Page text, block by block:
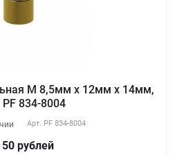
М 8,5мм х 12мм х 14мм,
PF 834-8004
Арт. PF 834-8004
50 рублей